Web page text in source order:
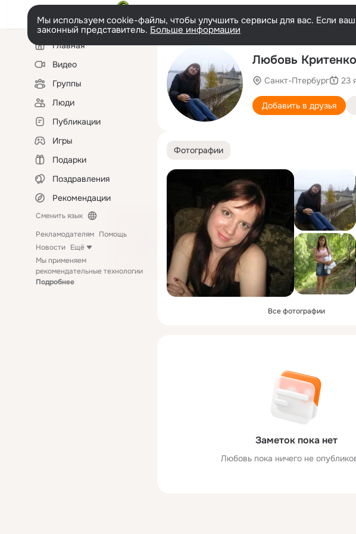
Мы используем cookie-файлы, чтобы улучшить сервисы для вас. Если
законный представитель. Больше информации
Левая
колонкаГлавная
Видео
Группы
Люди
Публикации
Игры
Подарки
Поздравления
Рекомендации
Сменить язык
Рекламодателям Помощь
Новости Ещё
Мы применяем
рекомендательные технологии
Подробнее
Любовь Критенко
Санкт-Птербург 23
Добавить в друзья
Фотографии
Все фотографии
Заметок пока нет
Любовь пока ничего не